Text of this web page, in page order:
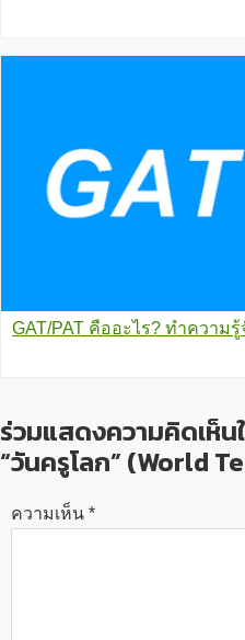
GAT/PAT คืออะไร? ทำความ
ร่วมแสดงความคิดเห็น
“วันครูโลก” (World
ความเห็น *